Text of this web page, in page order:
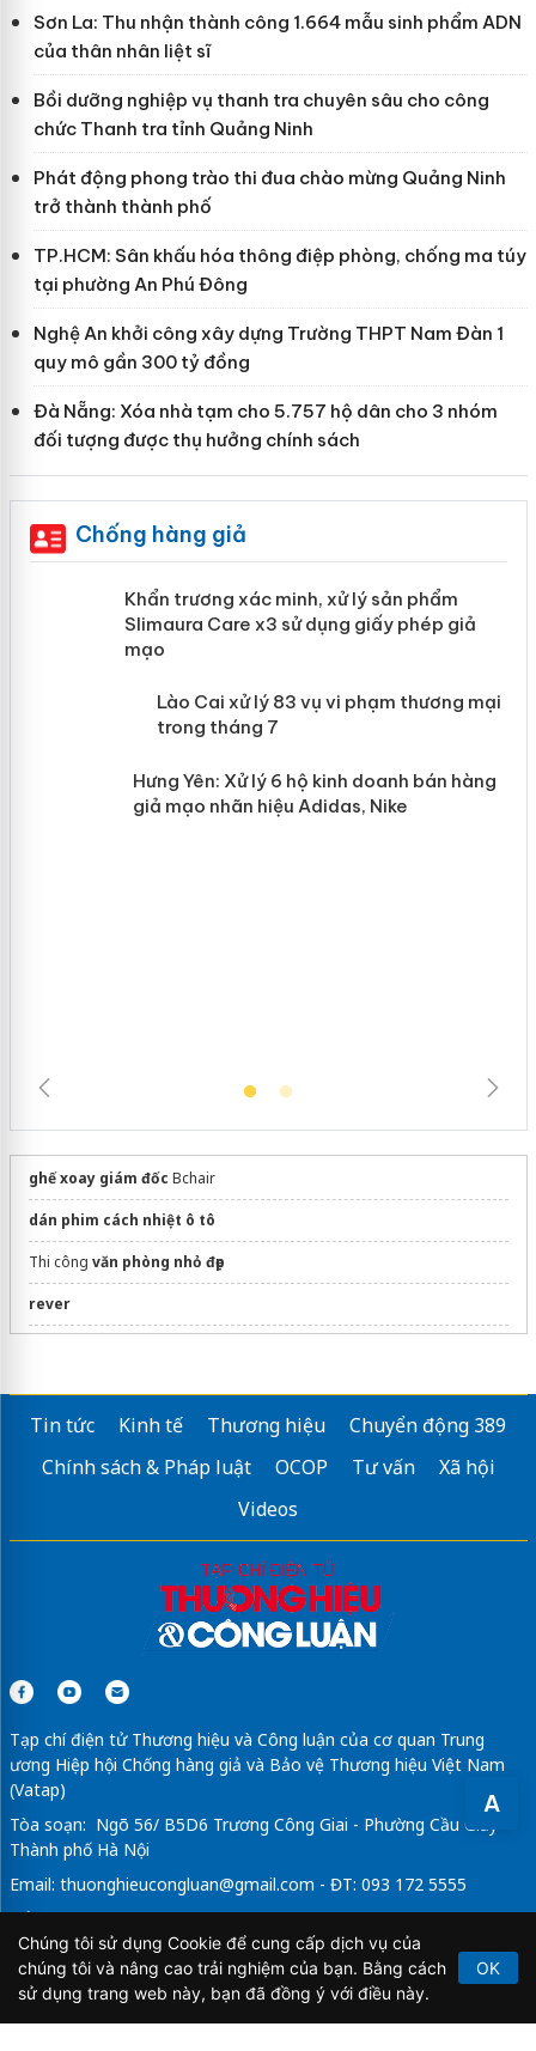
A
Sơn La: Thu nhận thành công 1.664 mẫu sinh phẩm ADN
của thân nhân liệt sĩ
Bồi dưỡng nghiệp vụ thanh tra chuyên sâu cho công
chức Thanh tra tỉnh Quảng Ninh
Phát động phong trào thi đua chào mừng Quảng Ninh
trở thành thành phố
TP.HCM: Sân khấu hóa thông điệp phòng, chống ma túy
tại phường An Phú Đông
Nghệ An khởi công xây dựng Trường THPT Nam Đàn 1
quy mô gần 300 tỷ đồng
Đà Nẵng: Xóa nhà tạm cho 5.757 hộ dân cho 3 nhóm
đối tượng được thụ hưởng chính sách
Chống hàng giả
Khẩn trương xác minh, xử lý sản phẩm
Slimaura Care x3 sử dụng giấy phép
mại trong tháng 7
ghế xoay giám đốc Bchair
dán phim cách nhiệt ô tô
Thi công văn phòng nhỏ đẹp
rever
Sang tên nhà đất quận 12
Sửa máy rửa bát bosch
Tin tức Kinh tế Thương hiệu
Chuyển động 389
Chính sách & Pháp luật
OCOP Tư vấn
Xã hội
Videos
Tạp chí điện tử Thương hiệu và Công luận của cơ quan Trung
ương Hiệp hội Chống hàng giả và Bảo vệ Thương hiệu Việt Nam
(Vatap)
Tòa soạn: Ngõ 56/ B5D6 Trương Công Giai - Phường Cầu Giấy -
Thành phố Hà Nội
Email: thuonghieucongluan@gmail.com - ĐT: 093 172 5555
Tổng Biên Tập: Vũ Đức Thuận
Giấy phép hoạt động báo chí điện tử số 64/GP-BTTTT do Bộ
Thông tin và Truyền thông cấp ngày 21/2/2020.
Chúng tôi sử dụng Cookie để cung cấp dịch vụ của
chúng tôi và nâng cao trải nghiệm của bạn. Bằng cách
sử dụng trang web này, bạn đã đồng ý với điều này.
OK